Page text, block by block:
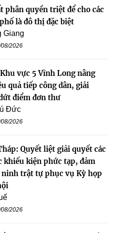
phân quyền triệt để cho các
là đô thị đặc biệt
Giang
2026
vực 5 Vĩnh Long nâng
quả tiếp công dân, giải
điểm đơn thư
Đức
2026
Quyết liệt giải quyết các
khiếu kiện phức tạp, đảm
ninh trật tự phục vụ Kỳ họp
2026